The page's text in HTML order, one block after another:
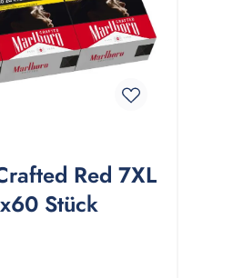
Red 7XL
Stück